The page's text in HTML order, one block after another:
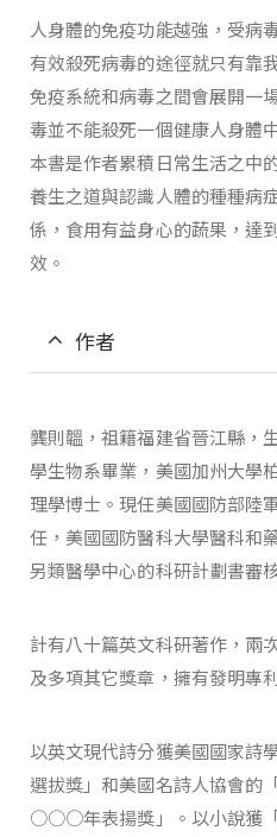
人身體的免疫功能越強，受病
有效殺死病毒的途徑就只有靠
免疫系統和病毒之間會展開一
毒並不能殺死一個健康人身體
本書是作者累積日常生活之中
養生之道與認識人體的種種病
係，食用有益身心的蔬果，達
效。
作者
龔則韞，祖籍福建省晉江縣，
學生物系畢業，美國加州大學
理學博士。現任美國國防部陸
任，美國國防醫科大學醫科和
另類醫學中心的科研計劃書審
計有八十篇英文科研著作，兩
及多項其它獎章，擁有發明專
以英文現代詩分獲美國國家詩
選拔獎」和美國名詩人協會的
○○○年表揚獎」。以小說獲